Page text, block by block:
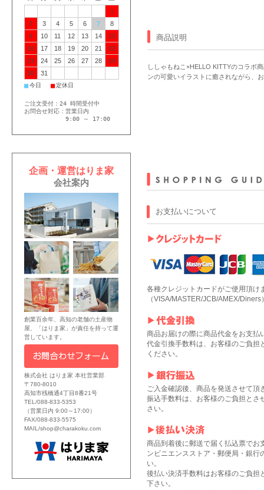
商品説明
ししゃもねこ×HELLO KITTYのコラボ
ンの可愛いイラストに癒されながら、
お支払いについて
各種クレジットカードがご使用頂け
（VISA/MASTER/JCB/AMEX/Diners
商品お届けの際に商品代金をお支払
代金引換手数料は、お客様のご負担
ください。
ご入金確認後、商品を発送させて頂
振込手数料は、お客様のご負担とさ
さい。
商品到着後に郵送で届く払込票でお
ンビニエンスストア・郵便局・銀行
い。
後払い決済手数料はお客様のご負担
下さい。
1
2
3 4 5 6 7
8
9
10 11 12 13 14
15
16
17 18 19 20 21
22
23
24 25 26 27 28
29
30
31
■今日 ■定休日
ご注文受付：24 時間受付中
お問合せ対応：営業日内
9:00 ～ 17:00
企画・運営はりま家
会社案内
創業百余年、高知の老舗の土産物
屋、「はりま家」が責任を持って運
営しています。
株式会社 はりま家 本社営業部
〒780-8010
高知市桟橋通4丁目8番21号
TEL/088-833-5353
（営業日内 9:00～17:00）
FAX/088-833-5575
MAIL/shop@charakoku.com